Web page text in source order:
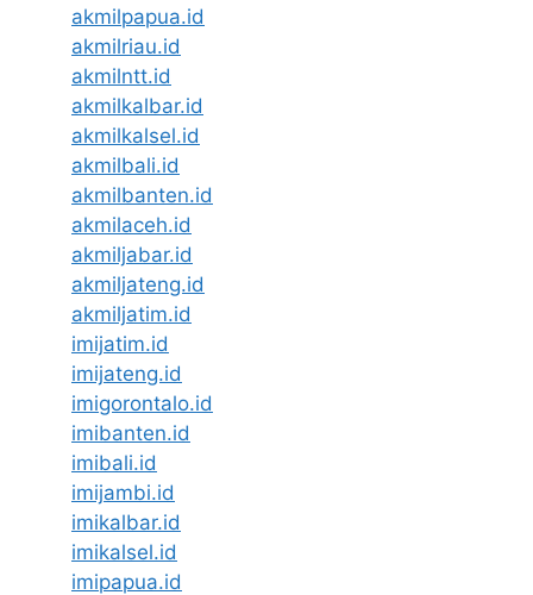
akmilpapua.id
akmilriau.id
akmilntt.id
akmilkalbar.id
akmilkalsel.id
akmilbali.id
akmilbanten.id
akmilaceh.id
akmiljabar.id
akmiljateng.id
akmiljatim.id
imijatim.id
imijateng.id
imigorontalo.id
imibanten.id
imibali.id
imijambi.id
imikalbar.id
imikalsel.id
imipapua.id